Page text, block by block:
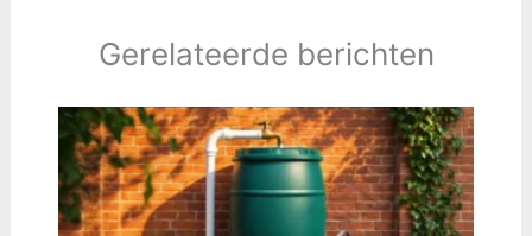
Gerelateerde berichten